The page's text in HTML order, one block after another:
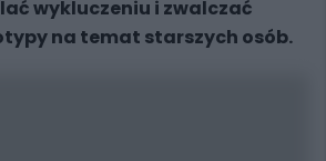
wykluczeniu i zwalczać
na temat starszych osób.